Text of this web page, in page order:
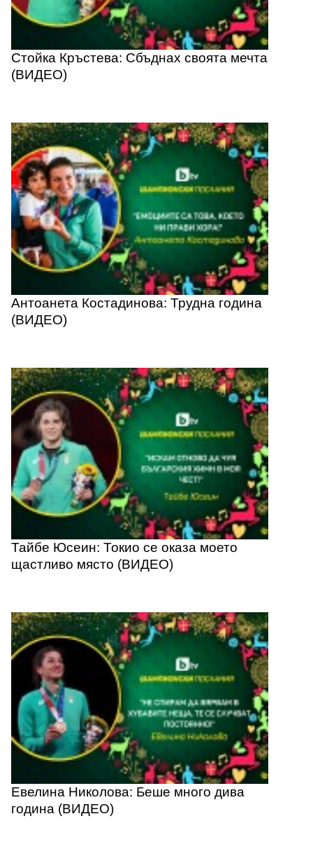
Стойка Кръстева: Сбъднах своята мечта
(ВИДЕО)
Антоанета Костадинова: Трудна година
(ВИДЕО)
Тайбе Юсеин: Токио се оказа моето
щастливо място (ВИДЕО)
Евелина Николова: Беше много дива
година (ВИДЕО)